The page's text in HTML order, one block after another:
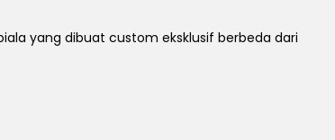
yang dibuat custom eksklusif berbeda dari